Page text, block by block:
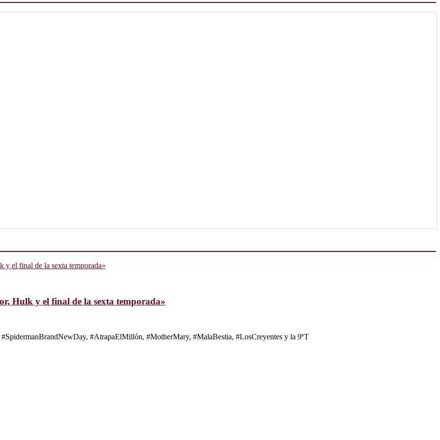
Hulk y el final de la sexta temporada»
#AtrapaElMillón, #MotherMary, #MalaBestia, #LosCreyentes y la 9ºT